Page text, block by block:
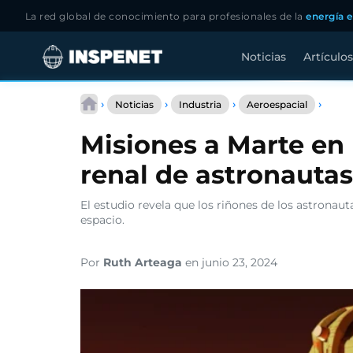
La red global de conocimiento para profesionales de laenergía
Noticias Artículos
› Noticias › Industria › Aeroespacial ›
en
por
renal
de
Misiones a Marte
renal de astronautas
El estudio revela que los riñones de los
espacio.
Por Ruth Arteaga en junio 23, 2024